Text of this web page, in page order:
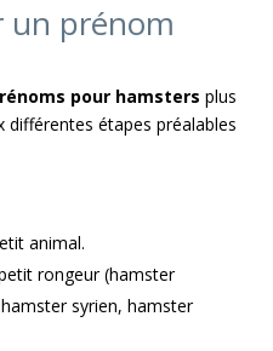
un prénom
pour hamsters plus
différentes étapes préalables
animal.
rongeur (hamster
syrien, hamster